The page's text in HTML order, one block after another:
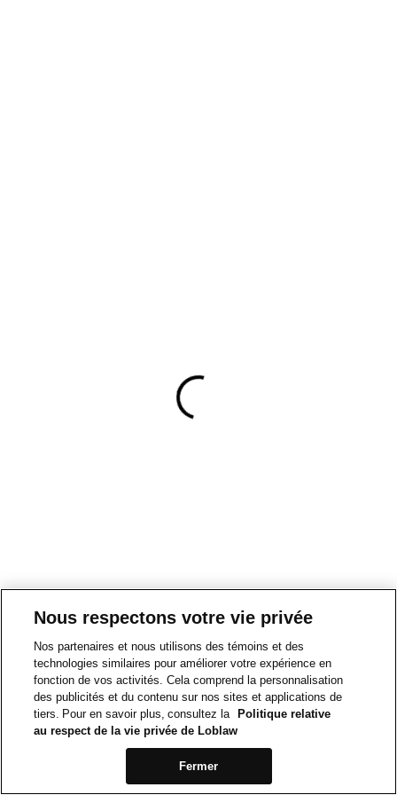
Nous respectons votre vie privée
Nos partenaires et nous utilisons des témoins et des
technologies similaires pour améliorer votre expérience en
fonction de vos activités. Cela comprend la personnalisation
des publicités et du contenu sur nos sites et applications de
tiers. Pour en savoir plus, consultez la
Politique relative
au respect de la vie privée de Loblaw
Fermer